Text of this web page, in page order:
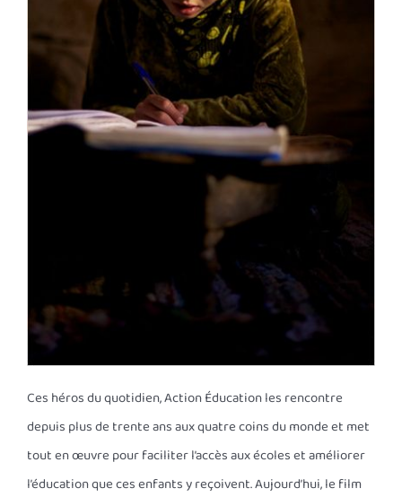
Ces héros du quotidien, Action Éducation les rencontre
depuis plus de trente ans aux quatre coins du monde et met
tout en œuvre pour faciliter l’accès aux écoles et améliorer
l’éducation que ces enfants y reçoivent. Aujourd’hui, le film